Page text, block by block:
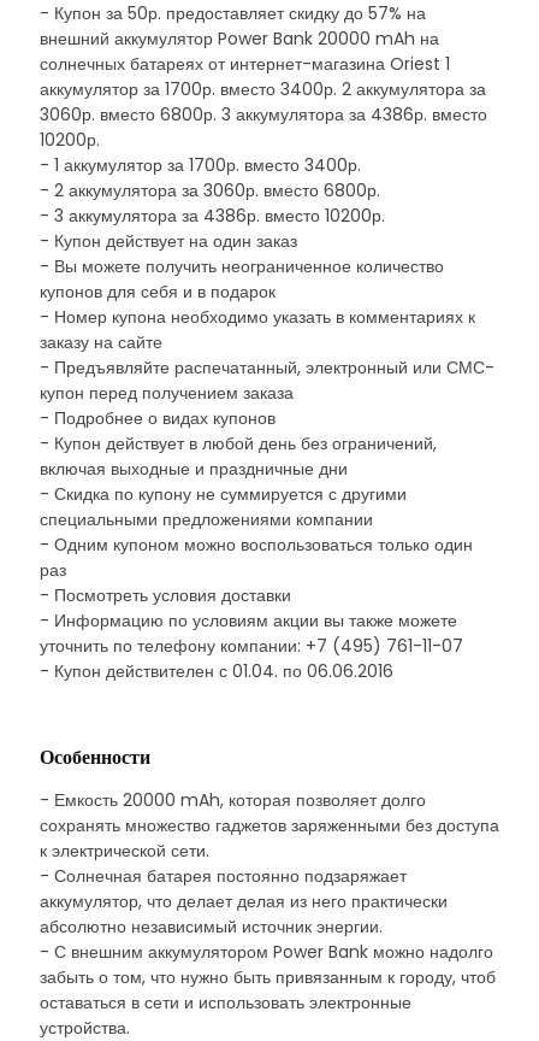
- Купон за 50р. предоставляет скидку до 57% на
внешний аккумулятор Power Bank 20000 mAh на
солнечных батареях от интернет-магазина Oriest 1
аккумулятор за 1700р. вместо 3400р. 2 аккумулятора за
3060р. вместо 6800р. 3 аккумулятора за 4386р. вместо
10200р.
- 1 аккумулятор за 1700р. вместо 3400р.
- 2 аккумулятора за 3060р. вместо 6800р.
- 3 аккумулятора за 4386р. вместо 10200р.
- Купон действует на один заказ
- Вы можете получить неограниченное количество
купонов для себя и в подарок
- Номер купона необходимо указать в комментариях к
заказу на сайте
- Предъявляйте распечатанный, электронный или СМС-
купон перед получением заказа
- Подробнее о видах купонов
- Купон действует в любой день без ограничений,
включая выходные и праздничные дни
- Скидка по купону не суммируется с другими
специальными предложениями компании
- Одним купоном можно воспользоваться только один
раз
- Посмотреть условия доставки
- Информацию по условиям акции вы также можете
уточнить по телефону компании: +7 (495) 761-11-07
- Купон действителен с 01.04. по 06.06.2016
Особенности
- Емкость 20000 mAh, которая позволяет долго
сохранять множество гаджетов заряженными без доступа
к электрической сети.
- Солнечная батарея постоянно подзаряжает
аккумулятор, что делает делая из него практически
абсолютно независимый источник энергии.
- С внешним аккумулятором Power Bank можно надолго
забыть о том, что нужно быть привязанным к городу, чтоб
оставаться в сети и использовать электронные
устройства.